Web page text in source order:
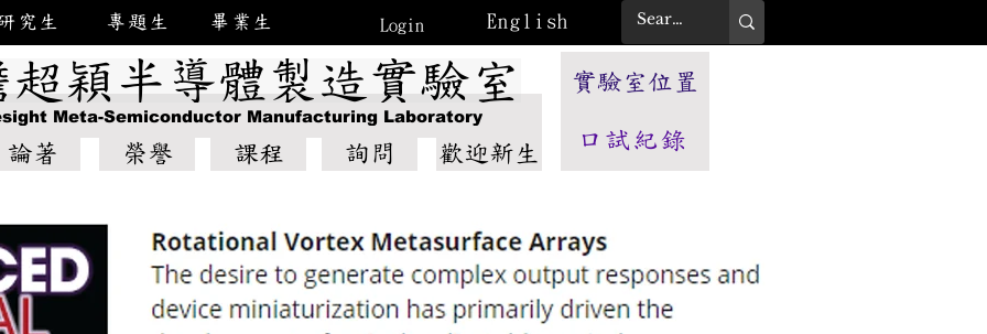
究生 專題生 畢業生 Login English
Meta-Semiconductor Manufacturing Laboratory
超穎半導體製造實驗室
論著 榮譽 課程 詢問 歡迎新生
實驗室位置
口試紀錄